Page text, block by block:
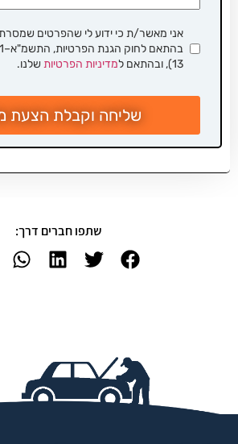
אני מאשר/ת כי ידוע לי שהפרטים שמסרתי
13), ובהתאם ל
מדיניות הפרטיות שלנו.
שליחה וקבלת הצעת
שתפו חברים דרך: